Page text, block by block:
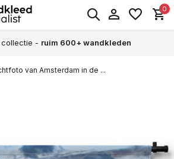
0
- ruim 600+ wandkleden
van Amsterdam in de ...